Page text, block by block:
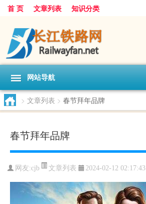
首 页 文章列表 知识分类
网站导航
> 文章列表 > 春节拜年品牌
春节拜年品牌
网友:cjb 文章列表 2024-02-12 02:17:43